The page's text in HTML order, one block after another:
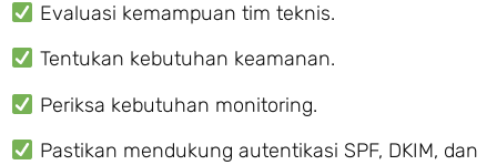
Evaluasi kemampuan tim teknis.
Tentukan kebutuhan keamanan.
Periksa kebutuhan monitoring.
Pastikan mendukung autentikasi SPF, DKIM, dan